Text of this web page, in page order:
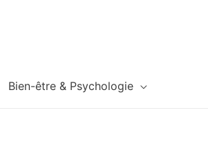
Bien-être & Psychologie